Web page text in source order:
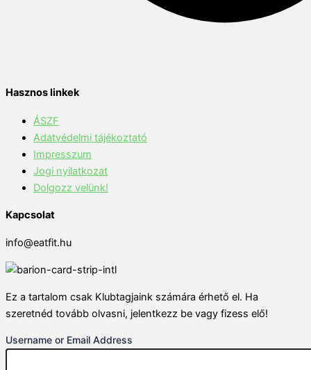
Hasznos linkek
ÁSZF
Adatvédelmi tájékoztató
Impresszum
Jogi nyilatkozat
Dolgozz velünk!
Kapcsolat
info@eatfit.hu
Ez a tartalom csak Klubtagjaink számára érhető el. Ha
szeretnéd tovább olvasni, jelentkezz be vagy fizess elő!
Username or Email Address